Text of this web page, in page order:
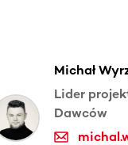
Michał
Lider
Dawców